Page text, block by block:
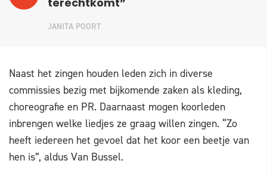
terechtkomt”
JANITA POORT
Naast het zingen houden leden zich in diverse
commissies bezig met bijkomende zaken als kleding,
choreografie en PR. Daarnaast mogen koorleden
inbrengen welke liedjes ze graag willen zingen. “Zo
heeft iedereen het gevoel dat het koor een beetje van
hen is”, aldus Van Bussel.